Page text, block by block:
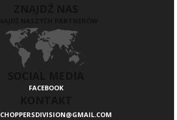
FACEBOOK
CHOPPERSDIVISION@GMAIL.COM